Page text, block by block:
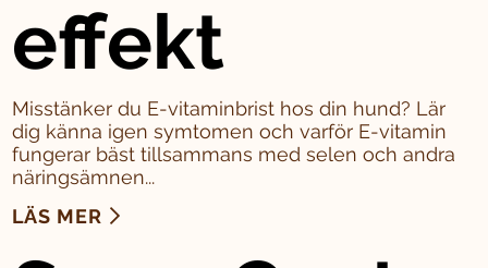
effekt
Misstänker du E-vitaminbrist hos din hund? Lär
dig känna igen symtomen och varför E-vitamin
fungerar bäst tillsammans med selen och andra
näringsämnen...
LÄS MER